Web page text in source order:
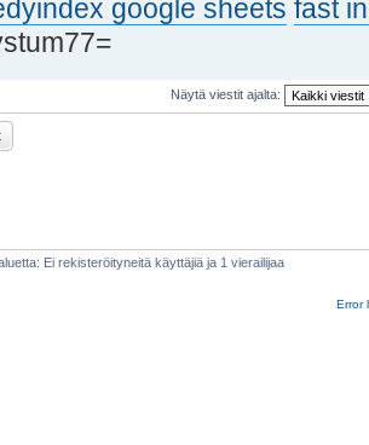
google sheets fast
Näytä viestit ajalta:
Ei rekisteröityneitä käyttäjiä ja 1 vierailijaa
Error